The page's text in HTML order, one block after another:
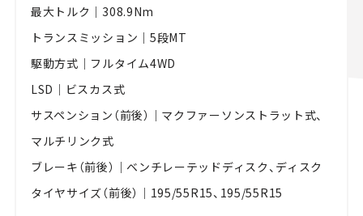
最大トルク｜308.9Nm
トランスミッション｜5段MT
駆動方式｜フルタイム4WD
LSD｜ビスカス式
サスペンション（前後）｜マクファーソンストラット式、
マルチリンク式
ブレーキ（前後）｜ベンチレーテッドディスク、ディスク
タイヤサイズ（前後）｜195/55R15、195/55R15